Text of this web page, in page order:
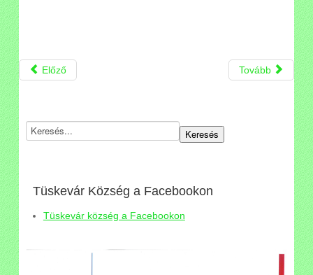
Előző Tovább
Tüskevár Község a Facebookon
Tüskevár község a Facebookon